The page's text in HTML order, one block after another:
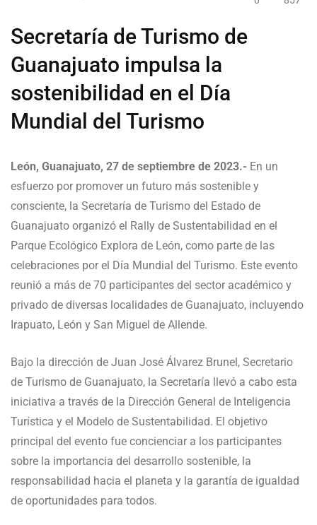
Secretaría de Turismo de
Guanajuato impulsa la
sostenibilidad en el Día
Mundial del Turismo
León, Guanajuato, 27 de septiembre de 2023.- En un
esfuerzo por promover un futuro más sostenible y
consciente, la Secretaría de Turismo del Estado de
Guanajuato organizó el Rally de Sustentabilidad en el
Parque Ecológico Explora de León, como parte de las
celebraciones por el Día Mundial del Turismo. Este evento
reunió a más de 70 participantes del sector académico y
privado de diversas localidades de Guanajuato, incluyendo
Irapuato, León y San Miguel de Allende.
Bajo la dirección de Juan José Álvarez Brunel, Secretario
de Turismo de Guanajuato, la Secretaría llevó a cabo esta
iniciativa a través de la Dirección General de Inteligencia
Turística y el Modelo de Sustentabilidad. El objetivo
principal del evento fue concienciar a los participantes
sobre la importancia del desarrollo sostenible, la
responsabilidad hacia el planeta y la garantía de igualdad
de oportunidades para todos.